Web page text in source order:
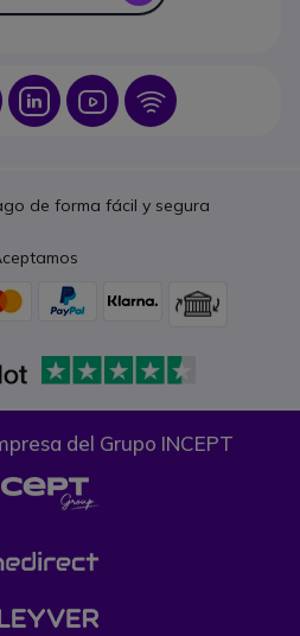
IconIcon Icon Icon
de forma fácil y segura
del Grupo INCEPT